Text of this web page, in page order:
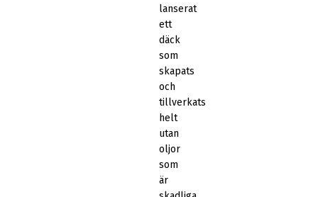
lanserat
ett
däck
som
skapats
och
tillverkats
helt
utan
oljor
som
är